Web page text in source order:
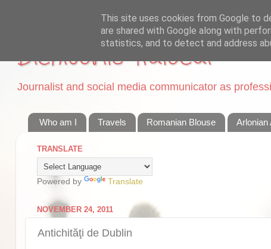
Dichisurile Ralucai
Journalist and social media communicator as
Who am I Travels Romanian Blouse Arlonian
TRANSLATE
Powered by Translate
NOVEMBER 24, 2011
Antichităţi de Dublin
This site uses cookies from Google to
are shared with Google along with
statistics, and to detect and address